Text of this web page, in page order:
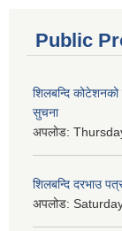
Public
शिलबन्दि कोटेशनको
सुचना
अपलोड:
शिलबन्दि दरभाउ
अपलोड: